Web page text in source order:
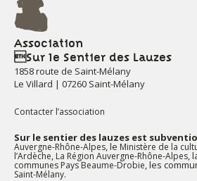
Association
Sur le Sentier des Lauzes
1858 route de Saint-Mélany
Le Villard | 07260 Saint-Mélany
Contacter l’association
Sur le sentier des lauzes est
Auvergne-Rhône-Alpes, le Ministère de la
l’Ardèche, La Région Auvergne-Rhône-Alpes,
communes Pays Beaume-Drobie, les
Saint-Mélany.